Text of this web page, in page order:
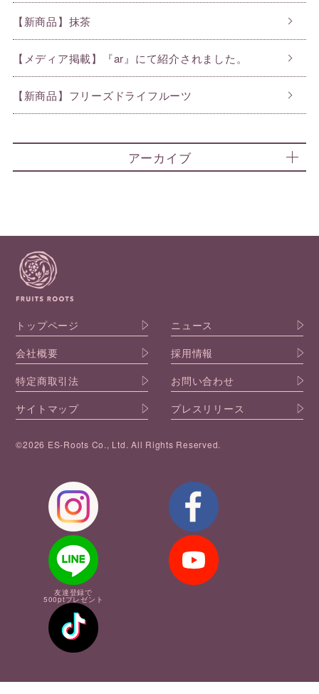
【新商品】抹茶
【メディア掲載】『ar』にて紹介されました。
【新商品】フリーズドライフルーツ
アーカイブ
トップページ
ニュース
会社概要
採用情報
特定商取引法
お問い合わせ
サイトマップ
プレスリリース
©2026 ES-Roots Co., Ltd. All Rights Reserved.
友達登録で
500ptプレゼント